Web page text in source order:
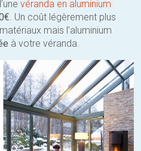
véranda en aluminium
. Un coût légèrement plus
mais l’aluminium
à votre véranda.